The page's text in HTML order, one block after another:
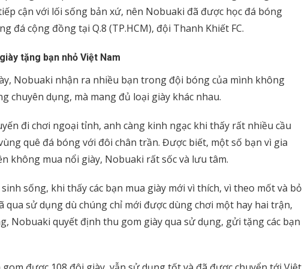
cận với lối sống bản xứ, nên Nobuaki đã được học đá bóng
đá cộng đồng tại Q.8 (TP.HCM), đội Thanh Khiết FC.
tặng bạn nhỏ Việt Nam
Nobuaki nhận ra nhiều bạn trong đội bóng của mình không
chuyên dụng, mà mang đủ loại giày khác nhau.
đi chơi ngoại tỉnh, anh càng kinh ngạc khi thấy rất nhiều cầu
quê đá bóng với đôi chân trần. Được biết, một số bạn vì gia
không mua nổi giày, Nobuaki rất sốc và lưu tâm.
sống, khi thấy các bạn mua giày mới vì thích, vì theo mốt và bỏ
qua sử dụng dù chúng chỉ mới được dùng chơi một hay hai trận,
Nobuaki quyết định thu gom giày qua sử dụng, gửi tặng các bạn